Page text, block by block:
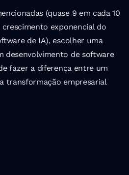
(quase 9 em cada 10
crescimento exponencial do
de IA), escolher uma
desenvolvimento de software
fazer a diferença entre um
transformação empresarial